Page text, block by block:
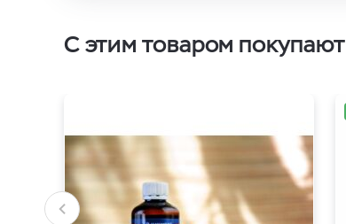
С этим товаром покупают